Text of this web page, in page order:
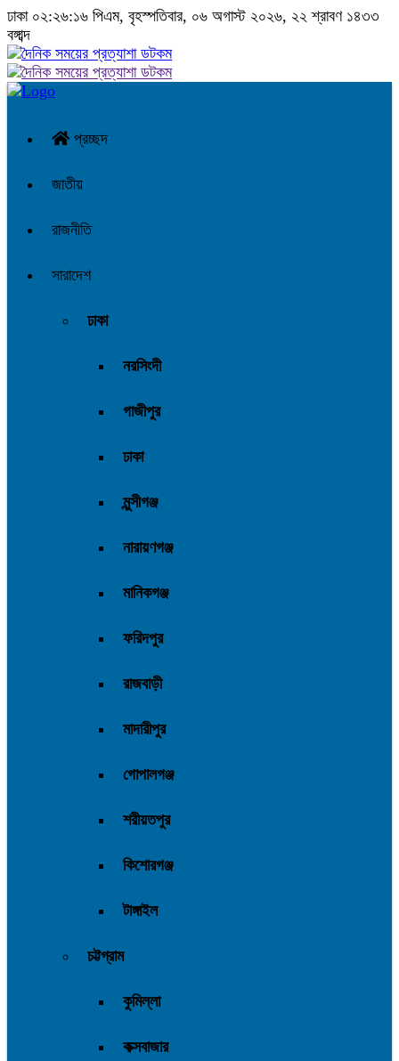
ঢাকা ০২:২৬:১৬ পিএম, বৃহস্পতিবার, ০৬ অগাস্ট ২০২৬, ২২ শ্রাবণ ১৪৩৩
বঙ্গাব্দ
প্রচ্ছদ
জাতীয়
রাজনীতি
সারাদেশ
ঢাকা
নরসিংদী
গাজীপুর
ঢাকা
মুন্সীগঞ্জ
নারায়ণগঞ্জ
মানিকগঞ্জ
ফরিদপুর
রাজবাড়ী
মাদারীপুর
গোপালগঞ্জ
শরীয়তপুর
কিশোরগঞ্জ
টাঙ্গাইল
চট্টগ্রাম
কুমিল্লা
কক্সবাজার